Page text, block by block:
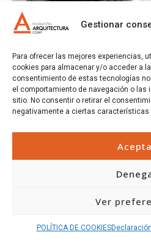
Gestionar
Para ofrecer las mejores experiencias,
cookies para almacenar y/o acceder a
consentimiento de estas tecnologías
el comportamiento de navegación o
sitio. No consentir o retirar el
negativamente a ciertas características
Ver
POLÍTICA DE COOKIES
556 - INTERIOR
EMPRESA INDUSTRIAL
EN MADRID
Autor:Fisac, Miguel
Año:1964